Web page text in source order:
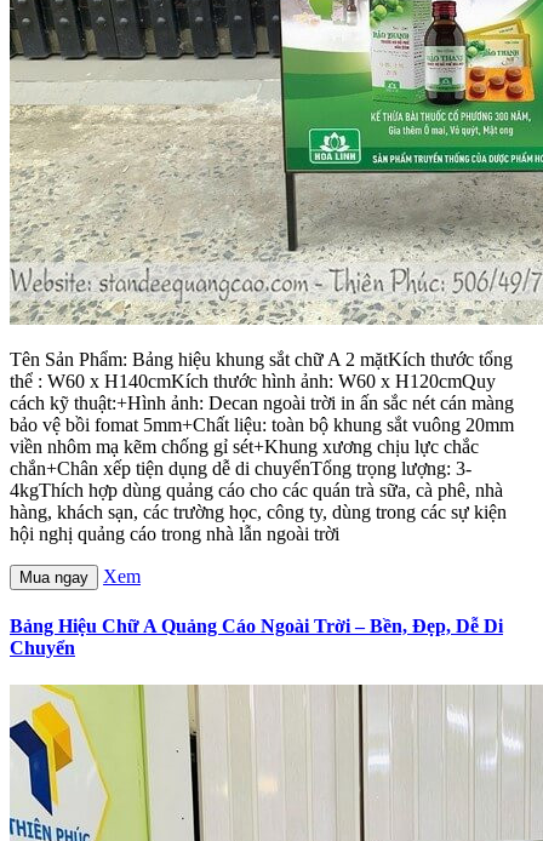
Tên Sản Phẩm: Bảng hiệu khung sắt chữ A 2 mặtKích thước tổng
thể : W60 x H140cmKích thước hình ảnh: W60 x H120cmQuy
cách kỹ thuật:+Hình ảnh: Decan ngoài trời in ấn sắc nét cán màng
bảo vệ bồi fomat 5mm+Chất liệu: toàn bộ khung sắt vuông 20mm
viền nhôm mạ kẽm chống gỉ sét+Khung xương chịu lực chắc
chắn+Chân xếp tiện dụng dễ di chuyểnTổng trọng lượng: 3-
4kgThích hợp dùng quảng cáo cho các quán trà sữa, cà phê, nhà
hàng, khách sạn, các trường học, công ty, dùng trong các sự kiện
hội nghị quảng cáo trong nhà lẫn ngoài trời
Mua ngay Xem
Bảng Hiệu Chữ A Quảng Cáo Ngoài Trời – Bền, Đẹp, Dễ Di
Chuyển